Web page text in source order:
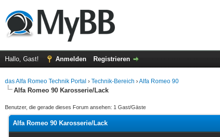
Hallo, Gast! Anmelden Registrieren
das Alfa Romeo Technik Portal › Technik-Bereich ›Alfa Romeo 90
Alfa Romeo 90 Karosserie/Lack
Benutzer, die gerade dieses Forum ansehen: 1 Gast/Gäste
Alfa Romeo 90 Karosserie/Lack